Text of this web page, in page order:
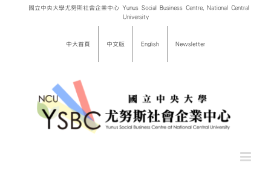
國立中央大學尤努斯社會企業中心 Yunus Social Business Centre, National Central
University
中大首頁 中文版 English Newsletter